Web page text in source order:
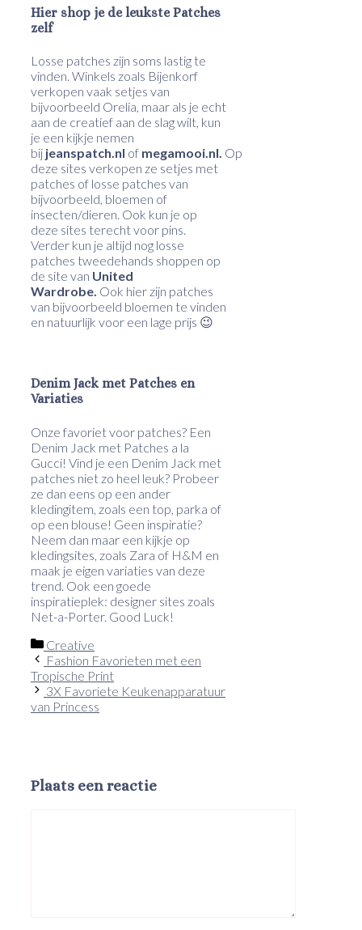
Hier shop je de leukste Patches
zelf
Losse patches zijn soms lastig te
vinden. Winkels zoals Bijenkorf
verkopen vaak setjes van
bijvoorbeeld Orelia, maar als je echt
aan de creatief aan de slag wilt, kun
je een kijkje nemen
bij jeanspatch.nl of megamooi.nl. Op
deze sites verkopen ze setjes met
patches of losse patches van
bijvoorbeeld, bloemen of
insecten/dieren. Ook kun je op
deze sites terecht voor pins.
Verder kun je altijd nog losse
patches tweedehands shoppen op
de site van United
Wardrobe. Ook hier zijn patches
van bijvoorbeeld bloemen te vinden
en natuurlijk voor een lage prijs 😉
Denim Jack met Patches en
Variaties
Onze favoriet voor patches? Een
Denim Jack met Patches a la
Gucci! Vind je een Denim Jack met
patches niet zo heel leuk? Probeer
ze dan eens op een ander
kledingitem, zoals een top, parka of
op een blouse! Geen inspiratie?
Neem dan maar een kijkje op
kledingsites, zoals Zara of H&M en
maak je eigen variaties van deze
trend. Ook een goede
inspiratieplek: designer sites zoals
Net-a-Porter. Good Luck!
Categorieën
Creative
Fashion Favorieten met een
Tropische Print
3X Favoriete Keukenapparatuur
van Princess
Plaats een reactie